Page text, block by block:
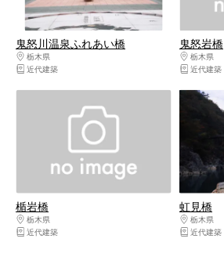
鬼怒川温泉ふれあい橋
栃木県
日光・霧降高原・奥日光・中禅寺湖・今市
近代建築
鬼怒岩橋
栃木県
近代建築
楯岩橋
栃木県
日光・霧降高原・奥日光・中禅寺湖・今市
近代建築
虹見橋
栃木県
近代建築